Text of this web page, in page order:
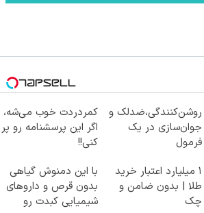
روشن‌کنندگی،ضد‌لک و
جوان‌سازی در یک
فرمول
کمردردت خوب می‌شه،
اگر این پرسشنامه رو پر
کنی!!
۱ میلیارد اعتبار خرید
طلا | بدون ضامن و
چک
با این دمنوش گیاهی
بدون قرص و داروهای
شیمیایی کبدت رو